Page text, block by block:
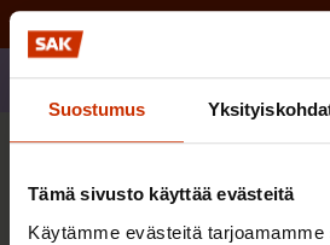
Suostumus
Tämä sivusto käyttää evästeitä
Käytämme evästeitä
Jaa
Sinua saattaa myös